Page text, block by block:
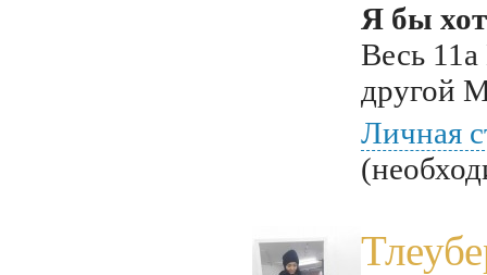
Я бы
Весь
другой
Личная